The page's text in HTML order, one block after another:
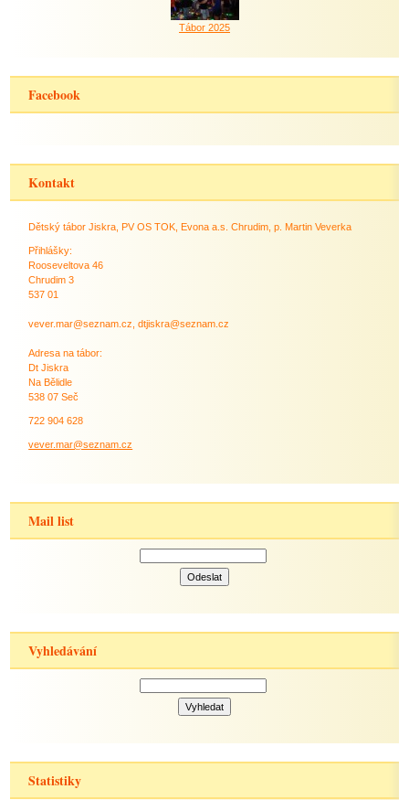
Tábor 2025
Facebook
Kontakt
Dětský tábor Jiskra, PV OS TOK, Evona a.s. Chrudim, p. Martin Veverka
Přihlášky:
Rooseveltova 46
Chrudim 3
537 01
vever.mar@seznam.cz, dtjiskra@seznam.cz
Adresa na tábor:
Dt Jiskra
Na Bělidle
538 07 Seč
722 904 628
vever.mar@seznam.cz
Mail list
Vyhledávání
Statistiky